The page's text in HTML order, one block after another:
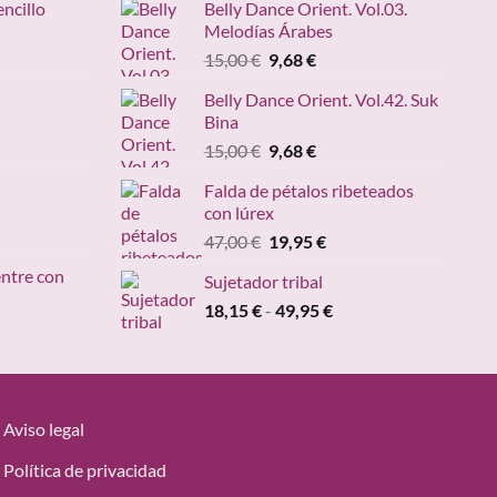
€
€
con
€
€
Belly Dance Orient. Vol.03.
Melodías Árabes
15,00€ El
original
15,00 €.
9,68€El
actual
9,68 €.
Belly Dance Orient. Vol.42. Suk
Bina
15,00€ El
original
era:
15,00 €.
9,68€El
actual
9,68 €.
Falda de pétalos ribeteados
con lúrex
47,00€ El
original
era:
19,95€El
es:
Sujetador tribal
18,15€- 49,95€Rango
desde
Aviso legal
Política de privacidad